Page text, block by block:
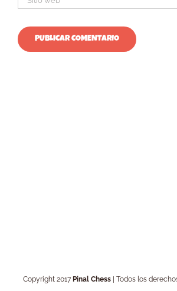
Copyright 2017 Pinal Chess| Todos los